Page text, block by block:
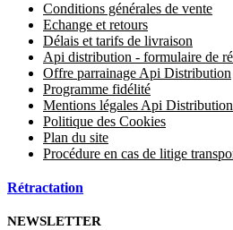
Conditions générales de vente
Echange et retours
Délais et tarifs de livraison
Api distribution - formulaire de
Offre parrainage Api Distribution
Programme fidélité
Mentions légales Api Distribution
Politique des Cookies
Plan du site
Procédure en cas de litige
Rétractation
NEWSLETTER